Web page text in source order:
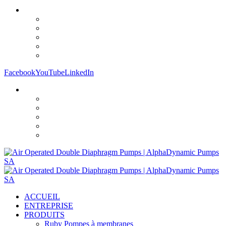
FacebookYouTubeLinkedIn
ACCUEIL
ENTREPRISE
PRODUITS
Ruby Pompes à membranes